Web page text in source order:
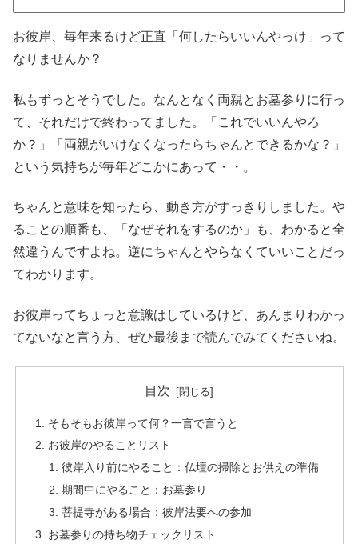
お彼岸、毎年来るけど正直「何したらいいんやっけ」って
なりませんか？
私もずっとそうでした。なんとなく両親とお墓参りに行っ
て、それだけで終わってました。「これでいいんやろ
か？」「両親がいけなくなったらちゃんとできるかな？」
という気持ちが毎年どこかにあって・・。
ちゃんと意味を知ったら、動き方がすっきりしました。や
ることの順番も、「なぜそれをするのか」も、わかると全
然違うんですよね。逆にちゃんとやらなくていいことだっ
てわかります。
お彼岸ってちょっと意識はしているけど、あんまりわかっ
てないなと言う方、ぜひ最後まで読んでみてくださいね。
目次
そもそもお彼岸って何？一言で言うと
お彼岸のやることリスト
彼岸入り前にやること：仏壇の掃除とお供えの準備
期間中にやること：お墓参り
菩提寺がある場合：彼岸法要への参加
お墓参りの持ち物チェックリスト